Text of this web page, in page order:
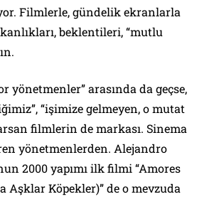
Filmlerle, gündelik ekranlarla
beklentileri, “mutlu
yönetmenler” arasında da geçse,
“işimize gelmeyen, o mutat
filmlerin de markası. Sinema
yönetmenlerden. Alejandro
2000 yapımı ilk filmi “Amores
Aşklar Köpekler)” de o mevzuda